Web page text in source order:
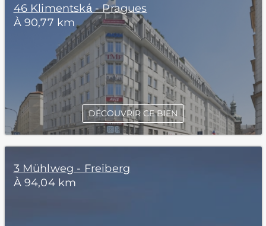
46 Klimentská - Pragues
À 90,77 km
DÉCOUVRIR CE BIEN
3 Mühlweg - Freiberg
À 94,04 km